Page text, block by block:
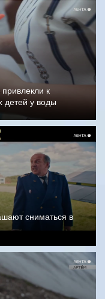
к
детей у воды
сниматься в